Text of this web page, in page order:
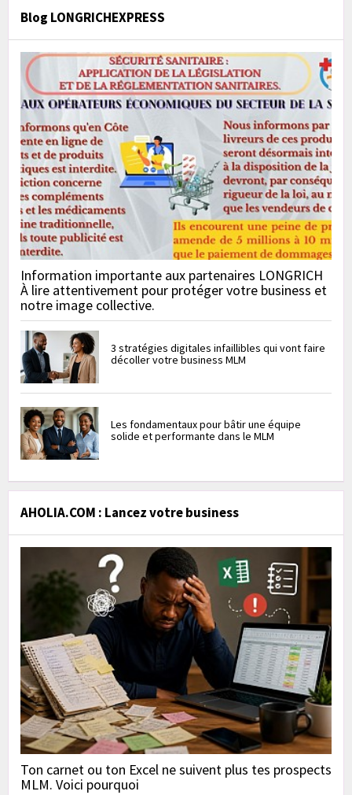
Blog LONGRICHEXPRESS
Information importante aux partenaires LONGRICH
À lire attentivement pour protéger votre business et
notre image collective.
3 stratégies digitales infaillibles qui vont faire
décoller votre business MLM
Les fondamentaux pour bâtir une équipe
solide et performante dans le MLM
AHOLIA.COM : Lancez votre business
Ton carnet ou ton Excel ne suivent plus tes prospects
MLM. Voici pourquoi